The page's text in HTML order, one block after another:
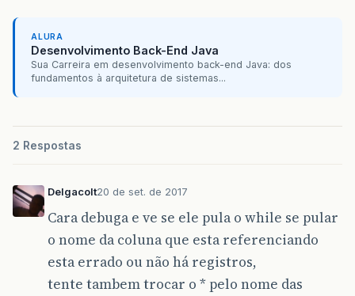
ALURA
Desenvolvimento Back-End Java
Sua Carreira em desenvolvimento back-end Java: dos
fundamentos à arquitetura de sistemas...
2 Respostas
Delgacolt20 de set. de 2017
Cara debuga e ve se ele pula o while se pular
o nome da coluna que esta referenciando
esta errado ou não há registros,
tente tambem trocar o * pelo nome das